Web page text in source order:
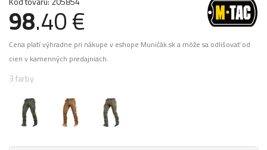
98.40 €
Cena platí výhradne pri nákupe v eshope Muničák.sk a môže sa odlišovať od
cien v kamenných predajniach.
3 farby